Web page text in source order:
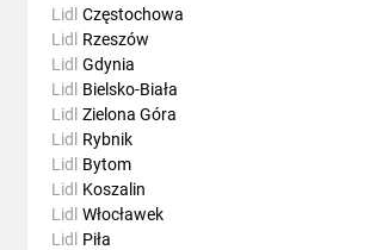
Lidl Częstochowa
Lidl Rzeszów
Lidl Gdynia
Lidl Bielsko-Biała
Lidl Zielona Góra
Lidl Rybnik
Lidl Bytom
Lidl Koszalin
Lidl Włocławek
Lidl Piła